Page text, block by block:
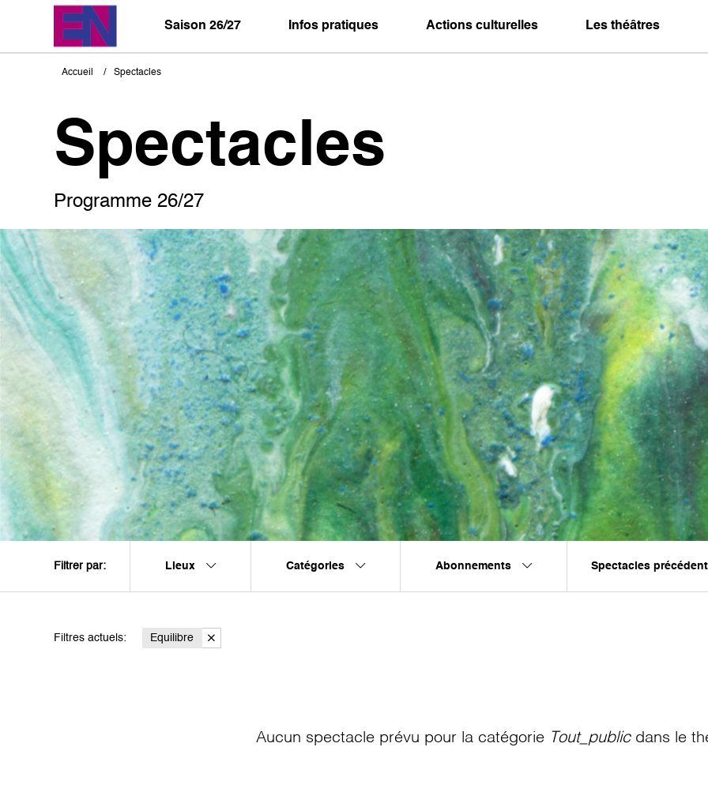
Saison 26/27 Infos pratiques Actions culturelles Les théâtres
Fil
Accueil Spectacles
Spectacles
Programme 26/27
Filtrer par: Lieux Catégories Abonnements Spectacles
Filtres actuels: Equilibre
Aucun spectacle prévu pour la catégorie Tout_publicdans le